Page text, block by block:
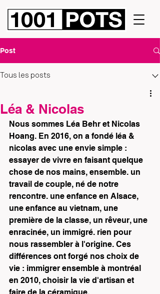
Post
Tous les posts
Léa & Nicolas
Nous sommes Léa Behr et Nicolas
Hoang. En 2016, on a fondé léa &
nicolas avec une envie simple :
essayer de vivre en faisant quelque
chose de nos mains, ensemble. un
travail de couple, né de notre
rencontre. une enfance en Alsace,
une enfance au vietnam, une
première de la classe, un rêveur, une
enracinée, un immigré. rien pour
nous rassembler à l'origine. Ces
différences ont forgé nos choix de
vie : immigrer ensemble à montréal
en 2010, choisir la vie d'artisan et